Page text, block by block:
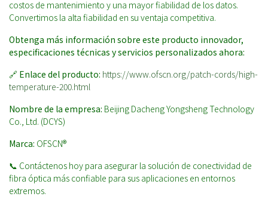
costos de mantenimiento y una mayor fiabilidad de los datos.
Convertimos la alta fiabilidad en su ventaja competitiva.
Obtenga más información sobre este producto innovador,
especificaciones técnicas y servicios personalizados ahora:
🔗 Enlace del producto: https://www.ofscn.org/patch-cords/high-
temperature-200.html
Nombre de la empresa: Beijing Dacheng Yongsheng Technology
Co., Ltd. (DCYS)
Marca: OFSCN®
📞 Contáctenos hoy para asegurar la solución de conectividad de
fibra óptica más confiable para sus aplicaciones en entornos
extremos.